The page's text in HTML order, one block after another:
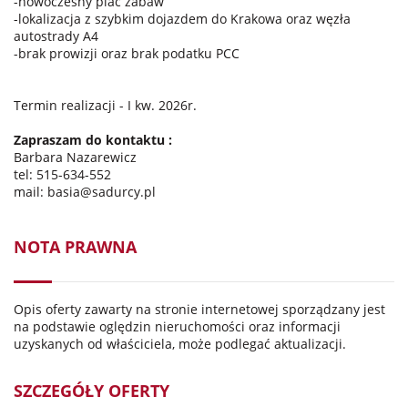
-lokalizacja z szybkim dojazdem do Krakowa oraz węzła
autostrady A4
-brak prowizji oraz brak podatku PCC
Termin realizacji - I kw. 2026r.
Zapraszam do kontaktu :
Barbara Nazarewicz
tel: 515-634-552
mail: basia@sadurcy.pl
NOTA PRAWNA
Opis oferty zawarty na stronie internetowej sporządzany jest
na podstawie oględzin nieruchomości oraz informacji
uzyskanych od właściciela, może podlegać aktualizacji.
SZCZEGÓŁY OFERTY